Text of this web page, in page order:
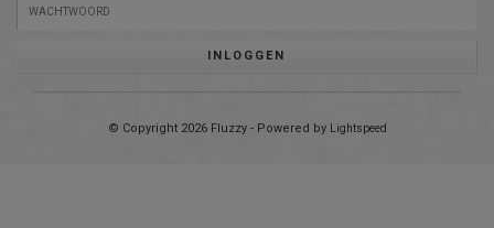
INLOGGEN
© Copyright 2026 Fluzzy - Powered by Lightspeed